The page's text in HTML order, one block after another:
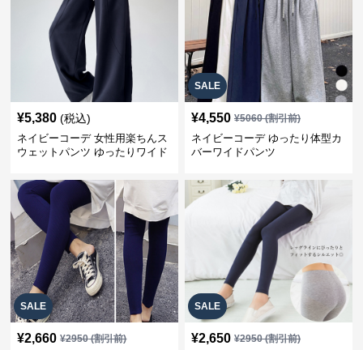
¥5,380 (税込)
ネイビーコーデ 女性用楽ちんス
ウェットパンツ ゆったりワイド
SALE
¥4,550 ¥5060(割引前)
ネイビーコーデ ゆったり体型カ
バーワイドパンツ
SALE
¥2,660 ¥2950(割引前)
SALE
¥2,650 ¥2950(割引前)